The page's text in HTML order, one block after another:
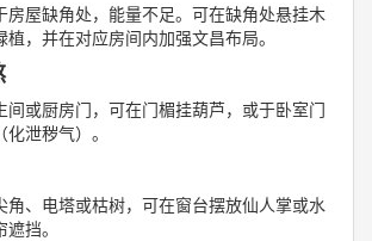
房屋缺角处，能量不足。可在缺角处悬挂木
，并在对应房间内加强文昌布局。
间或厨房门，可在门楣挂葫芦，或于卧室门
泄秽气）。
角、电塔或枯树，可在窗台摆放仙人掌或水
挡。